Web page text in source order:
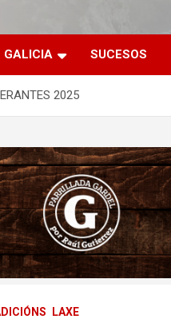
GALICIA SUCESOS
2025
LAXE